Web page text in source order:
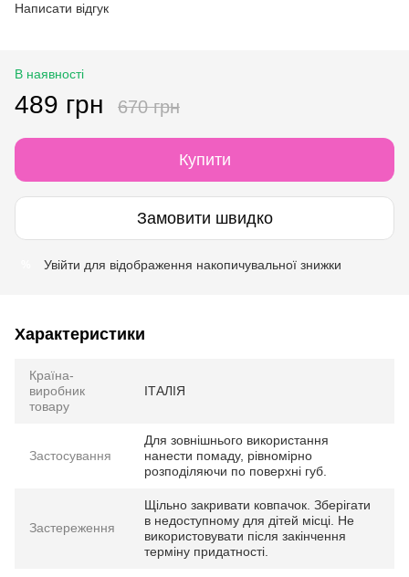
Написати відгук
В наявності
489 грн 670 грн
Купити
Замовити швидко
Увійти для відображення накопичувальної знижки
Характеристики
Країна-
виробник
товару
ІТАЛІЯ
Застосування
Для зовнішнього використання
нанести помаду, рівномірно
розподіляючи по поверхні губ.
Застереження
Щільно закривати ковпачок. Зберігати
в недоступному для дітей місці. Не
використовувати після закінчення
терміну придатності.